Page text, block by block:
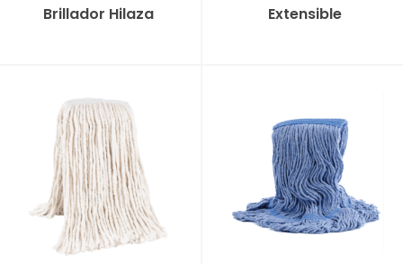
Brillador Hilaza
Extensible